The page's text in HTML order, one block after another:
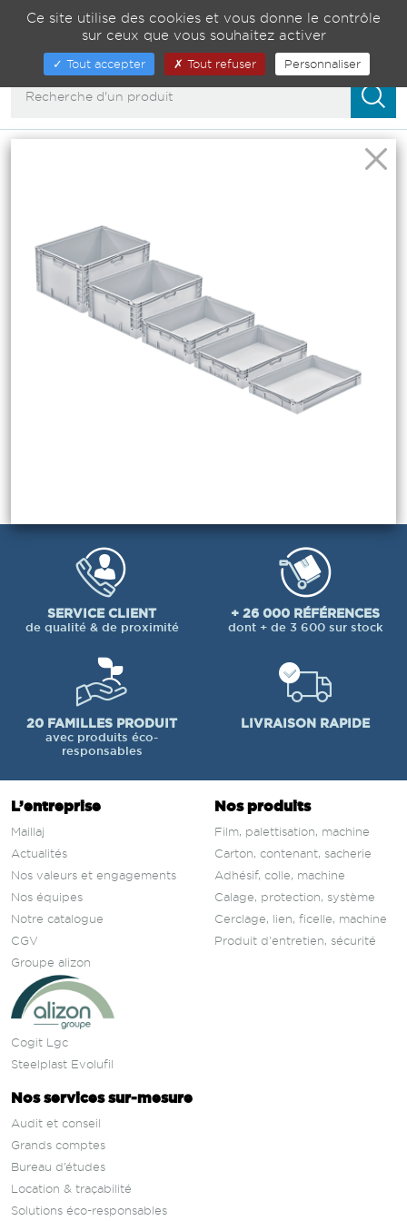
04 75 82 01 23
Afficher/masquer
navigation
SERVICE CLIENT
de qualité & de proximité
+ 26 000 RÉFÉRENCES
dont + de 3 600 sur stock
20 FAMILLES PRODUIT
avec produits éco-
responsables
LIVRAISON RAPIDE
L’entreprise
Maillaj
Actualités
Nos valeurs et engagements
Nos équipes
Notre catalogue
CGV
Groupe alizon
Cogit Lgc
Steelplast Evolufil
Nos produits
Film, palettisation, machine
Carton, contenant, sacherie
Adhésif, colle, machine
Calage, protection, système
Cerclage, lien, ficelle, machine
Produit d'entretien, sécurité
Nos services sur‑mesure
Audit et conseil
Grands comptes
Bureau d’études
Location & traçabilité
Solutions éco-responsables
Ce site utilise des cookies et vous donne le contrôle
sur ceux que vous souhaitez activer
Tout accepter Tout refuser Personnaliser